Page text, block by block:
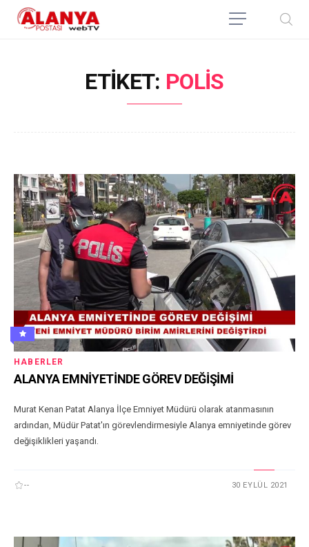
ETIKET: POLIS
HABERLER
ALANYA EMNİYETİNDE GÖREV DEĞİŞİMİ
Murat Kenan Patat Alanya İlçe Emniyet Müdürü olarak atanmasının
ardından, Müdür Patat'ın görevlendirmesiyle Alanya emniyetinde görev
değişiklikleri yaşandı.
-- 30 EYLÜL 2021